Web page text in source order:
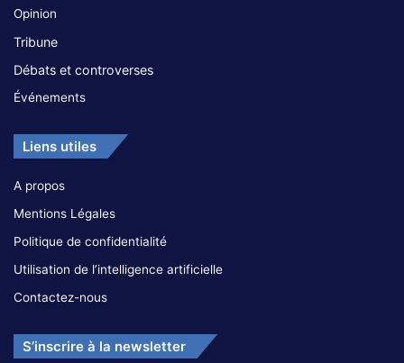
Opinion
Tribune
Débats et controverses
Événements
Liens utiles
A propos
Mentions Légales
Politique de confidentialité
Utilisation de l’intelligence artificielle
Contactez-nous
S’inscrire à la newsletter